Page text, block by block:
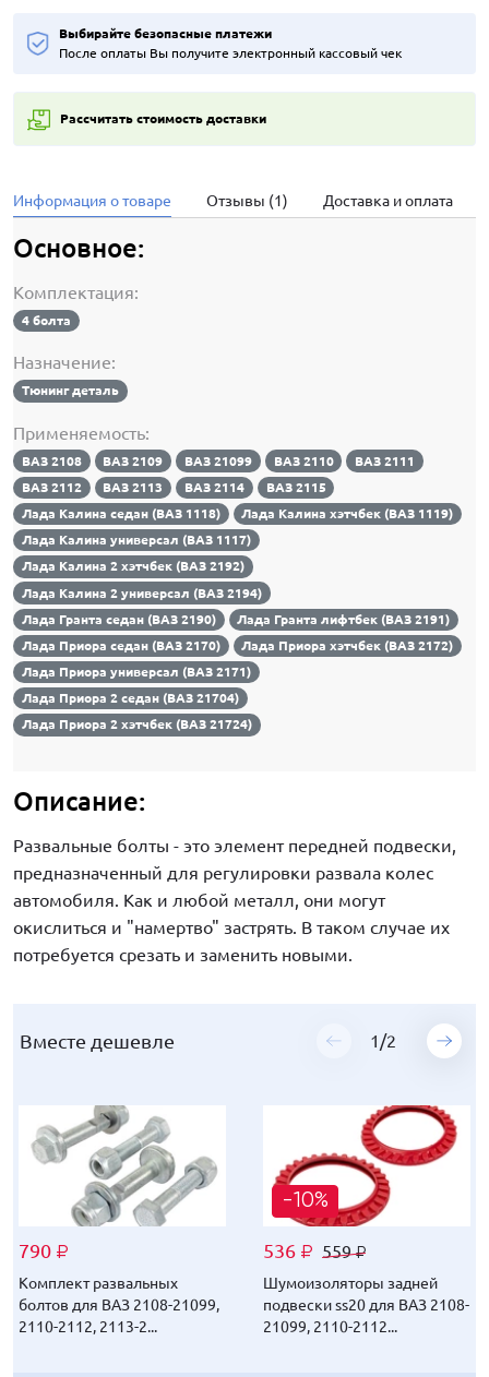
Выбирайте безопасные платежи
После оплаты Вы получите электронный кассовый чек
Рассчитать стоимость доставки
Информация о товаре Отзывы (1) Доставка и оплата
Основное:
Комплектация:
4 болта
Назначение:
Тюнинг деталь
Применяемость:
ВАЗ 2108 ВАЗ 2109 ВАЗ 21099 ВАЗ 2110
ВАЗ 2111
ВАЗ 2112
ВАЗ 2113 ВАЗ 2114
ВАЗ 2115
Лада Калина седан (ВАЗ 1118)
Лада Калина хэтчбек (ВАЗ 1119)
Лада Калина универсал (ВАЗ 1117)
Лада Калина 2 хэтчбек (ВАЗ 2192)
Лада Калина 2 универсал (ВАЗ 2194)
Лада Гранта седан (ВАЗ 2190)
Лада Гранта лифтбек (ВАЗ 2191)
Лада Приора седан (ВАЗ 2170)
Лада Приора хэтчбек (ВАЗ 2172)
Лада Приора универсал (ВАЗ 2171)
Лада Приора 2 седан (ВАЗ 21704)
Лада Приора 2 хэтчбек (ВАЗ 21724)
Описание:
Развальные болты - это элемент передней подвески,
предназначенный для регулировки развала колес
автомобиля. Как и любой металл, они могут
окислиться и "намертво" застрять. В таком случае их
потребуется срезать и заменить новыми.
Вместе дешевле 1 /2
790 ₽
Комплект развальных
болтов для ВАЗ 2108-21099,
2110-2112, 2113-2...
-10%
536 ₽ 559₽
Шумоизоляторы задней
подвески ss20 для ВАЗ 2108-
21099, 2110-2112...
Вместе дешевле 1 /2
790 ₽
Комплект развальных
болтов для ВАЗ 2108-21099,
2110-2112, 2113-2...
-14%
315 ₽ 329₽
Пыльники амортизаторов
передних стоек для ВАЗ
2108-21099, 2110-2...